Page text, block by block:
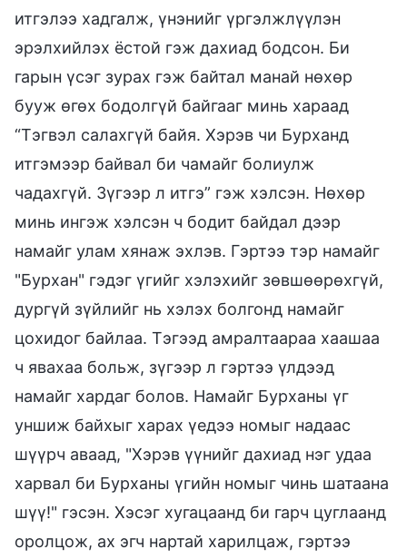
итгэлээ хадгалж, үнэнийг үргэлжлүүлэн
эрэлхийлэх ёстой гэж дахиад бодсон. Би
гарын үсэг зурах гэж байтал манай нөхөр
бууж өгөх бодолгүй байгааг минь хараад
“Тэгвэл салахгүй байя. Хэрэв чи Бурханд
итгэмээр байвал би чамайг болиулж
чадахгүй. Зүгээр л итгэ” гэж хэлсэн. Нөхөр
минь ингэж хэлсэн ч бодит байдал дээр
намайг улам хянаж эхлэв. Гэртээ тэр намайг
"Бурхан" гэдэг үгийг хэлэхийг зөвшөөрөхгүй,
дургүй зүйлийг нь хэлэх болгонд намайг
цохидог байлаа. Тэгээд амралтаараа хаашаа
ч явахаа больж, зүгээр л гэртээ үлдээд
намайг хардаг болов. Намайг Бурханы үг
уншиж байхыг харах үедээ номыг надаас
шүүрч аваад, "Хэрэв үүнийг дахиад нэг удаа
харвал би Бурханы үгийн номыг чинь шатаана
шүү!" гэсэн. Хэсэг хугацаанд би гарч цуглаанд
оролцож, ах эгч нартай харилцаж, гэртээ